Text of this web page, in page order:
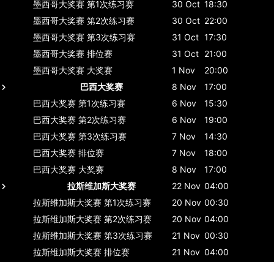
墨西哥大奖赛 第1次练习赛 30 Oct 18:30
墨西哥大奖赛 第2次练习赛 30 Oct 22:00
墨西哥大奖赛 第3次练习赛 31 Oct 17:30
墨西哥大奖赛 排位赛 31 Oct 21:00
墨西哥大奖赛 大奖赛 1 Nov
20:00
巴西大奖赛
8 Nov
17:00
巴西大奖赛 第1次练习赛 6 Nov
15:30
巴西大奖赛 第2次练习赛 6 Nov
19:00
巴西大奖赛 第3次练习赛 7 Nov
14:30
巴西大奖赛 排位赛 7 Nov
18:00
巴西大奖赛 大奖赛 8 Nov
17:00
拉斯维加斯大奖赛
22 Nov 04:00
拉斯维加斯大奖赛 第1次练习赛 20 Nov 00:30
拉斯维加斯大奖赛 第2次练习赛 20 Nov 04:00
拉斯维加斯大奖赛 第3次练习赛 21 Nov 00:30
拉斯维加斯大奖赛 排位赛 21 Nov 04:00